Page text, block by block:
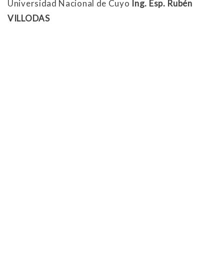
Universidad Nacional de Cuyo Ing. Esp. Rubén
VILLODAS